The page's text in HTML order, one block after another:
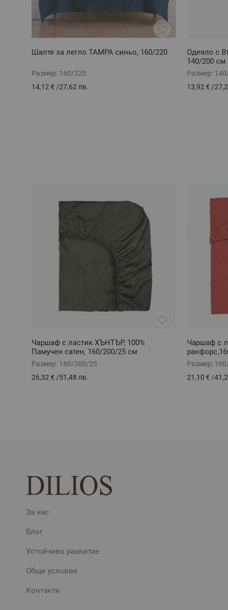
Шалте за легло ТАМРА синьо, 160/220
Размер: 160/220
14,12 € /27,62 лв.
Одеяло с
140/200 см
Размер:
13,92 € /
Чаршаф с ластик ХЪНТЪР, 100%
Памучен сатен, 160/200/25 см
Размер: 160/200/25
26,32 € /51,48 лв.
Чаршаф с
Размер:
21,10 € /
За нас
Блог
Устойчиво развитие
Общи условия
Контакти